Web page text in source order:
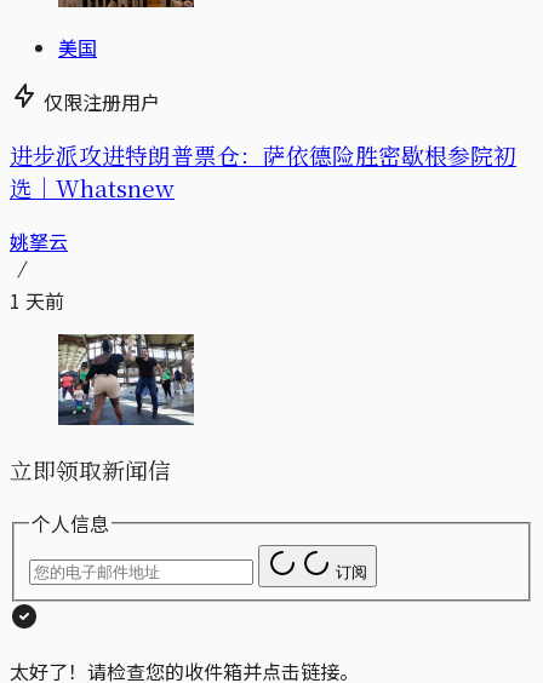
美国
仅限注册用户
进步派攻进特朗普票仓：萨依德险胜密歇根参院初
选｜Whatsnew
姚拏云
1 天前
立即领取新闻信
个人信息
订阅
太好了！请检查您的收件箱并点击链接。